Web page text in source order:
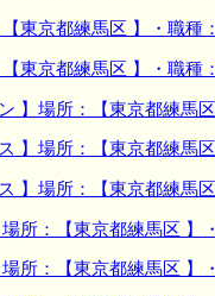
東京都練馬区 】・職種
東京都練馬区 】・職種
場所：【東京都練馬
場所：【東京都練馬
場所：【東京都練馬
：【東京都練馬区 】
：【東京都練馬区 】